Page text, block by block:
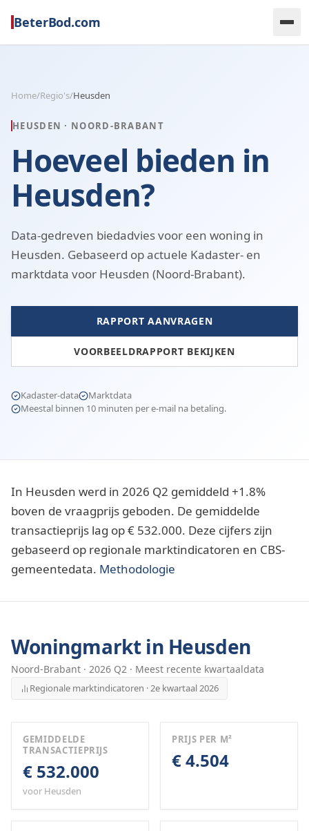
BeterBod.com
Home/Regio's/Heusden
HEUSDEN · NOORD-BRABANT
Hoeveel bieden in
Heusden?
Data-gedreven biedadvies voor een woning in
Heusden. Gebaseerd op actuele Kadaster- en
marktdata voor Heusden (Noord-Brabant).
RAPPORT AANVRAGEN
VOORBEELDRAPPORT BEKIJKEN
Kadaster-data
Marktdata
Meestal binnen 10 minuten per e-mail na betaling.
In Heusden werd in 2026 Q2 gemiddeld +1.8%
boven de vraagprijs geboden. De gemiddelde
transactieprijs lag op € 532.000. Deze cijfers zijn
gebaseerd op regionale marktindicatoren en CBS-
gemeentedata. Methodologie
Woningmarkt in Heusden
Noord-Brabant · 2026 Q2 · Meest recente kwartaaldata
Regionale marktindicatoren · 2e kwartaal 2026
GEMIDDELDE
TRANSACTIEPRIJS
€ 532.000
voor Heusden
PRIJS PER M²
€ 4.504